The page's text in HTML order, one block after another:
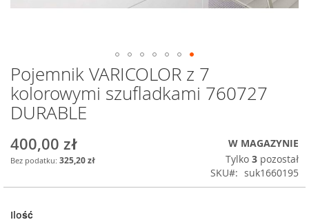
Przejdź
na
początek
galerii
Pojemnik VARICOLOR z 7
kolorowymi szufladkami 760727
DURABLE
400,00 zł
325,20 zł
W MAGAZYNIE
Tylko 3 pozostał
SKU
suk1660195
Ilość